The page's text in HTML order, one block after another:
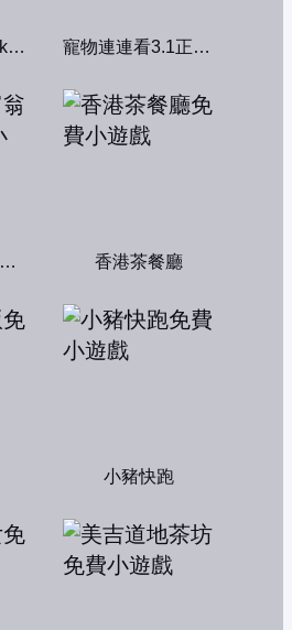
神奇寶貝連連看kawai版2004 寵物連連看3.1正式版
勇士島大富翁加強版 香港茶餐廳
小豬快跑